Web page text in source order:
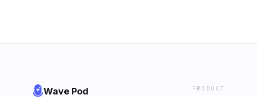
Wave Pod PRODUCT